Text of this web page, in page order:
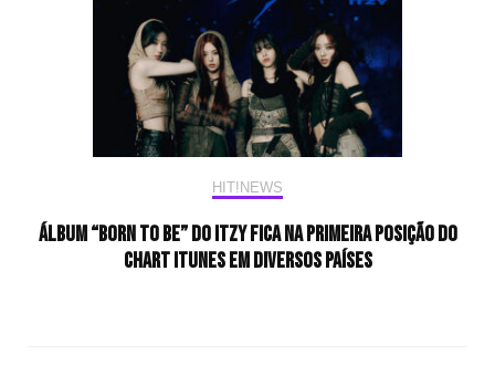
HIT!NEWS
Álbum “BORN TO BE” do ITZY fica na primeira posição do
chart iTunes em diversos países